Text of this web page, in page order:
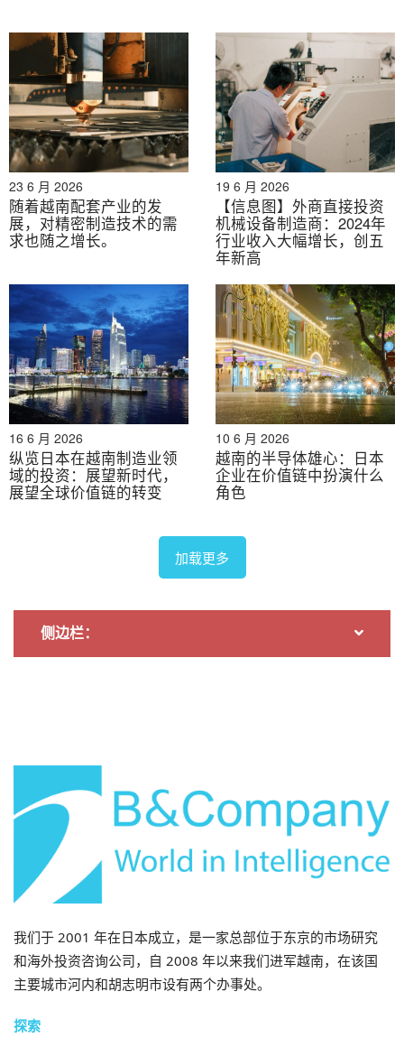
23 6 月 2026
随着越南配套产业的发
展，对精密制造技术的需
求也随之增长。
19 6 月 2026
【信息图】外商直接投资
机械设备制造商：2024年
行业收入大幅增长，创五
年新高
16 6 月 2026
纵览日本在越南制造业领
域的投资：展望新时代，
展望全球价值链的转变
10 6 月 2026
越南的半导体雄心：日本
企业在价值链中扮演什么
角色
加载更多
侧边栏：
我们于 2001 年在日本成立，是一家总部位于东京的市场研究
和海外投资咨询公司，自 2008 年以来我们进军越南，在该国
主要城市河内和胡志明市设有两个办事处。
探索